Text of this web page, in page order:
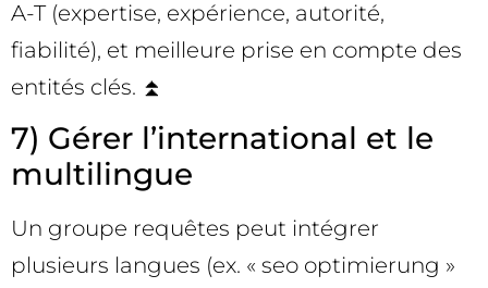
A-T (expertise, expérience, autorité,
fiabilité), et meilleure prise en compte des
entités clés. ⏫
7) Gérer l’international et le
multilingue
Un groupe requêtes peut intégrer
plusieurs langues (ex. « seo optimierung »